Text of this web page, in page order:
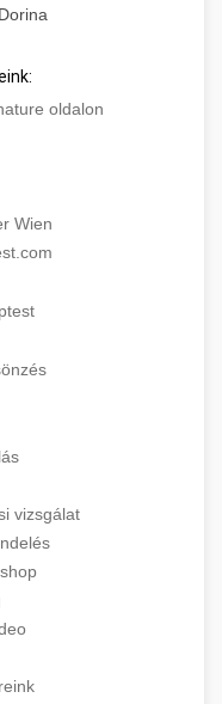
oldalon
Wien
vizsgálat